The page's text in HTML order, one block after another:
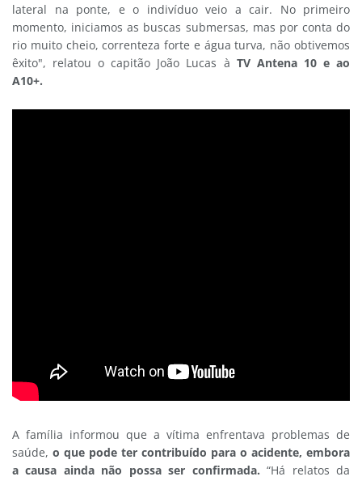
lateral na ponte, e o indivíduo veio a cair. No primeiro
momento, iniciamos as buscas submersas, mas por conta do
rio muito cheio, correnteza forte e água turva, não obtivemos
êxito", relatou o capitão João Lucas à TV Antena 10 e ao
A10+.
A família informou que a vítima enfrentava problemas de
saúde, o que pode ter contribuído para o acidente, embora
a causa ainda não possa ser confirmada.“Há relatos da